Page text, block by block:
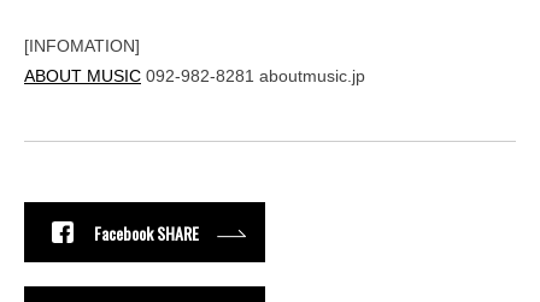
[INFOMATION]
ABOUT MUSIC 092-982-8281 aboutmusic.jp
Facebook SHARE